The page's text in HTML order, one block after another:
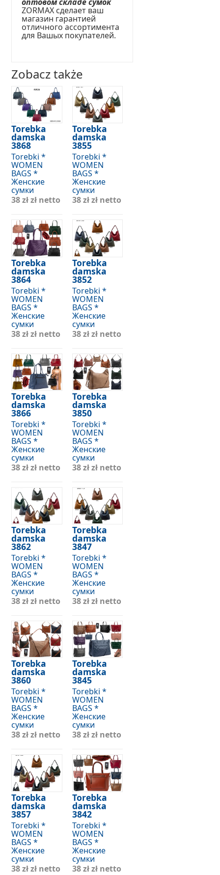
ZORMAX сделает ваш
магазин гарантией
отличного ассортимента
для Вашых покупателей.
Zobacz także
Torebka
damska
3868
Torebki *
WOMEN
BAGS *
Женские
сумки
38 złzł netto
Torebka
damska
3864
Torebki *
WOMEN
BAGS *
Женские
сумки
38 złzł netto
Torebka
damska
3866
Torebki *
WOMEN
BAGS *
Женские
сумки
38 złzł netto
Torebka
damska
3862
Torebki *
WOMEN
BAGS *
Женские
сумки
38 złzł netto
Torebka
damska
3860
Torebki *
WOMEN
BAGS *
Женские
сумки
38 złzł netto
Torebka
damska
3857
Torebki *
WOMEN
BAGS *
Женские
сумки
38 złzł netto
Torebka
damska
3855
Torebki *
WOMEN
BAGS *
Женские
сумки
38 złzł netto
Torebka
damska
3852
Torebki *
WOMEN
BAGS *
Женские
сумки
38 złzł netto
Torebka
damska
3850
Torebki *
WOMEN
BAGS *
Женские
сумки
38 złzł netto
Torebka
damska
3847
Torebki *
WOMEN
BAGS *
Женские
сумки
38 złzł netto
Torebka
damska
3845
Torebki *
WOMEN
BAGS *
Женские
сумки
38 złzł netto
Torebka
damska
3842
Torebki *
WOMEN
BAGS *
Женские
сумки
38 złzł netto